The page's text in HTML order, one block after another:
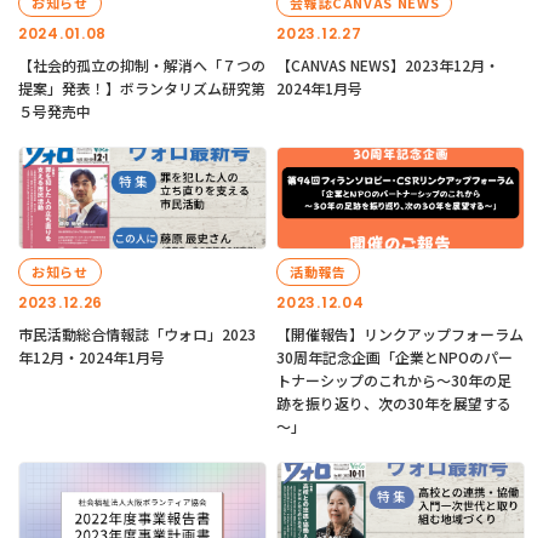
2024.01.08
【社会的孤立の抑制・解消へ「７つの
提案」発表！】ボランタリズム研究第
５号発売中
2023.12.27
【CANVAS NEWS】2023年12月・
2024年1月号
2023.12.26
お知らせ
市民活動総合情報誌「ウォロ」2023
年12月・2024年1月号
2023.12.04
活動報告
【開催報告】リンクアップフォーラム
30周年記念企画「企業とNPOのパー
トナーシップのこれから～30年の足
跡を振り返り、次の30年を展望する
～」